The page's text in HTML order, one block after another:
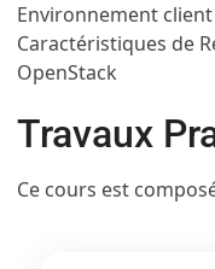
Environnement
Caractéristiques de
OpenStack
Travaux
Ce cours est